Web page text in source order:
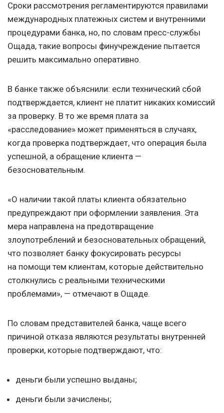
Сроки рассмотрения регламентируются правилами
международных платежных систем и внутренними
процедурами банка, но, по словам пресс-службы
Ощада, такие вопросы финучреждение пытается
решить максимально оперативно.
В банке также объяснили: если технический сбой
подтверждается, клиент не платит никаких комиссий
за проверку. В то же время плата за
«расследование» может применяться в случаях,
когда проверка подтверждает, что операция была
успешной, а обращение клиента —
безосновательным.
«О наличии такой платы клиента обязательно
предупреждают при оформлении заявления. Эта
мера направлена на предотвращение
злоупотреблений и безосновательных обращений,
что позволяет банку фокусировать ресурсы
на помощи тем клиентам, которые действительно
столкнулись с реальными техническими
проблемами», — отмечают в Ощаде.
По словам представителей банка, чаще всего
причиной отказа являются результаты внутренней
проверки, которые подтверждают, что:
деньги были успешно выданы;
деньги были зачислены;